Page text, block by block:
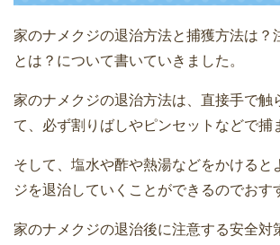
家のナメクジの退治方法と捕獲方法は？
とは？について書いていきました。
家のナメクジの退治方法は、直接手で触
て、必ず割りばしやピンセットなどで捕
そして、塩水や酢や熱湯などをかけると
ジを退治していくことができるのでおす
家のナメクジの退治後に注意する安全対